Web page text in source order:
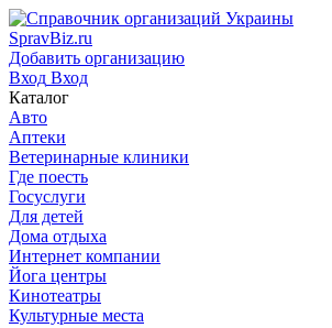
SpravBiz.ru
Добавить организацию
Вход Вход
Каталог
Авто
Аптеки
Ветеринарные клиники
Где поесть
Госуслуги
Для детей
Дома отдыха
Интернет компании
Йога центры
Кинотеатры
Культурные места